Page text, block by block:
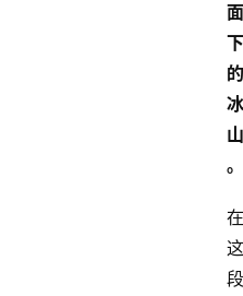
面
下
的
冰
山
。
在
这
段